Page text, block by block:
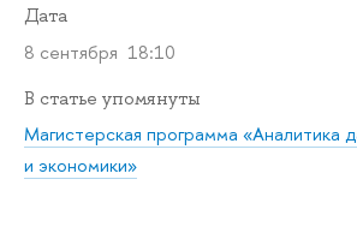
Дата
8 сентября 18:10
В статье упомянуты
Магистерская программа «Аналитика
и экономики»